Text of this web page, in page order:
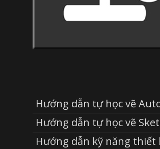
Hướng dẫn tự học vẽ
Hướng dẫn tự học vẽ
Hướng dẫn kỹ năng thiết